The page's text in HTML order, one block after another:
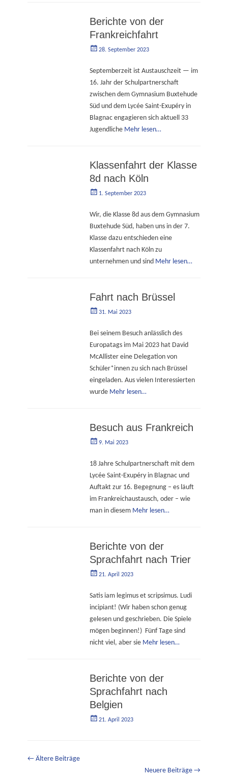
Berichte von der
Frankreichfahrt
Geschrieben
28. September 2023
Septemberzeit ist Austauschzeit — im
16. Jahr der Schulpartnerschaft
zwischen dem Gymnasium Buxtehude
Süd und dem Lycée Saint-Exupéry in
Blagnac engagieren sich aktuell 33
Jugendliche Mehr lesen…
Klassenfahrt der Klasse
8d nach Köln
Geschrieben
1. September 2023
Wir, die Klasse 8d aus dem Gymnasium
Buxtehude Süd, haben uns in der 7.
Klasse dazu entschieden eine
Klassenfahrt nach Köln zu
unternehmen und sind Mehr lesen…
Fahrt nach Brüssel
Geschrieben
31. Mai 2023
Bei seinem Besuch anlässlich des
Europatags im Mai 2023 hat David
McAllister eine Delegation von
Schüler*innen zu sich nach Brüssel
eingeladen. Aus vielen Interessierten
wurde Mehr lesen…
Besuch aus Frankreich
Geschrieben
9. Mai 2023
18 Jahre Schulpartnerschaft mit dem
Lycée Saint-Exupéry in Blagnac und
Auftakt zur 16. Begegnung – es läuft
im Frankreichaustausch, oder – wie
man in diesem Mehr lesen…
Berichte von der
Sprachfahrt nach Trier
Geschrieben
21. April 2023
Satis iam legimus et scripsimus. Ludi
incipiant! (Wir haben schon genug
gelesen und geschrieben. Die Spiele
mögen beginnen!) Fünf Tage sind
nicht viel, aber sie Mehr lesen…
Berichte von der
Sprachfahrt nach
Belgien
Geschrieben
21. April 2023
Beitrags-
← Ältere Beiträge
Neuere Beiträge →